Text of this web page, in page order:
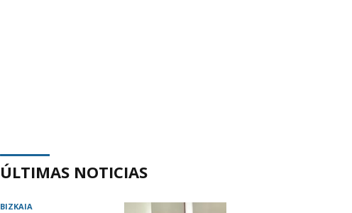
ÚLTIMAS NOTICIAS
BIZKAIA